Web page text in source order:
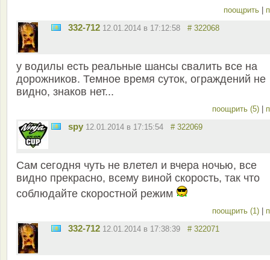
поощрить
332-712 12.01.2014 в 17:12:58 # 322068
у водилы есть реальные шансы свалить все на
дорожников. Темное время суток, ограждений не
видно, знаков нет...
поощрить (5)
spy 12.01.2014 в 17:15:54 # 322069
Сам сегодня чуть не влетел и вчера ночью, все
видно прекрасно, всему виной скорость, так что
соблюдайте скоростной режим
поощрить (1)
332-712 12.01.2014 в 17:38:39 # 322071